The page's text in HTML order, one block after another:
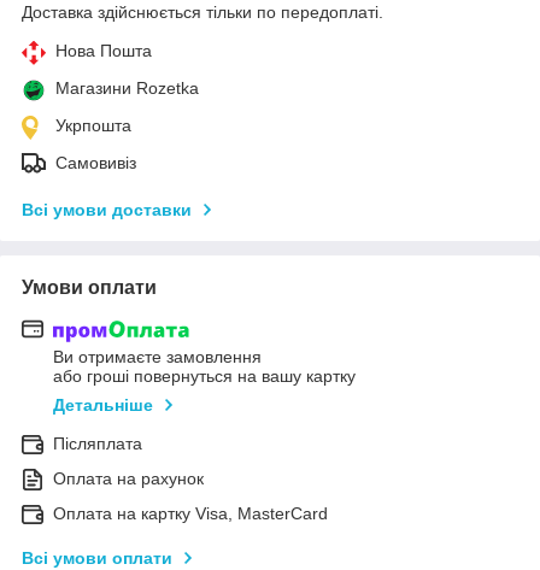
Доставка здійснюється тільки по передоплаті.
Нова Пошта
Магазини Rozetka
Укрпошта
Самовивіз
Всі умови доставки
Умови оплати
Ви отримаєте замовлення
або гроші повернуться на вашу картку
Детальніше
Післяплата
Оплата на рахунок
Оплата на картку Visa, MasterCard
Всі умови оплати